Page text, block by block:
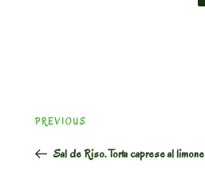
navigation
Previous
PREVIOUS
Sal de Riso. Torta caprese al limone